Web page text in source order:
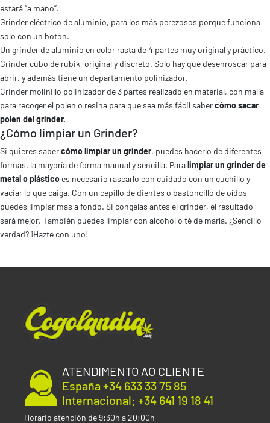
estará “a mano”.
Grinder eléctrico de aluminio, para los más perezosos porque funciona
solo con un botón.
Un grinder de aluminio en color rasta de 4 partes muy original y práctico.
Grinder cubo de rubik, original y discreto. Solo hay que desenroscar para
abrir, y además tiene un departamento polinizador.
Grinder molinillo polinizador de 3 partes realizado en material, con malla
para recoger el polen o resina para que sea más fácil sabercómo sacar
polen del grinder.
¿Cómo limpiar un Grinder?
Si quieres sabercómo limpiar un grinder, puedes hacerlo de diferentes
formas, la mayoría de forma manual y sencilla. Paralimpiar un grinder de
metal o plástico es necesario rascarlo con cuidado con un cuchillo y
vaciar lo que caiga. Con un cepillo de dientes o bastoncillo de oídos
puedes limpiar más a fondo. Si congelas antes el grinder, el resultado
será mejor. También puedes limpiar con alcohol o té de maría. ¿Sencillo
verdad? ¡Hazte con uno!
ATENDIMENTO AO CLIENTE
España +34 633 33 75 85
Internacional: +34 641 19 18 41
Horario atención de 9:30h a 20:00h